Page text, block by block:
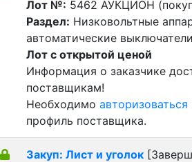
Лот №: 5462 АУКЦИОН
Раздел: Низковольтные
автоматические
Лот с открытой ценой
Информация о заказчике
поставщикам!
Необходимо авторизоваться
профиль поставщика.
Закуп: Лист и уголок